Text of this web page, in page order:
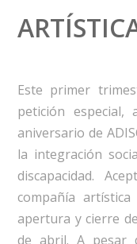
Este primer
petición
aniversario de
la integración
discapacidad.
compañía
apertura y cierre
de abril. A pesar